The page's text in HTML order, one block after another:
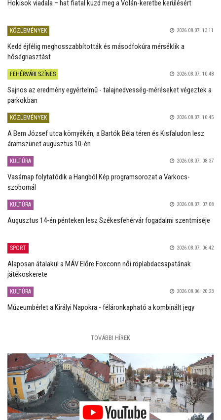
Hokisok viadala – hat fiatal küzd meg a Volán-keretbe kerülésért
KÖZLEMÉNYEK 2026.08.07. 13:11
Kedd éjfélig meghosszabbították és másodfokúra mérséklik a
hőségriasztást
FEHÉRVÁRI SZÍNES 2026.08.07. 10:48
Sajnos az eredmény egyértelmű - talajnedvesség-méréseket végeztek a
parkokban
KÖZLEMÉNYEK 2026.08.07. 10:45
A Bem József utca környékén, a Bartók Béla téren és Kisfaludon lesz
áramszünet augusztus 10-én
KULTÚRA 2026.08.07. 08:37
Vasárnap folytatódik a Hangból Kép programsorozat a Varkocs-
szobornál
KULTÚRA 2026.08.07. 07:08
Augusztus 14-én pénteken lesz Székesfehérvár fogadalmi szentmiséje
SPORT 2026.08.07. 06:42
Alaposan átalakul a MÁV Előre Foxconn női röplabdacsapatának
játékoskerete
KULTÚRA 2026.08.06. 20:23
Múzeumbérlet a Királyi Napokra - féláronkapható a kombinált jegy
TOVÁBBI HÍREK